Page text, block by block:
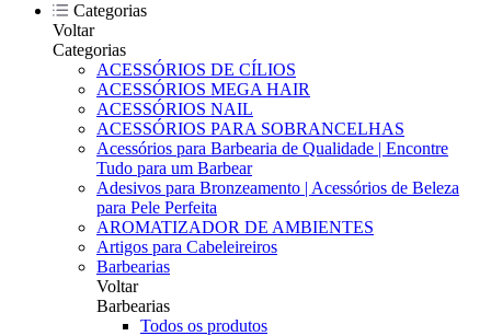
Categorias
Voltar
Categorias
ACESSÓRIOS DE CÍLIOS
ACESSÓRIOS MEGA HAIR
ACESSÓRIOS NAIL
ACESSÓRIOS PARA SOBRANCELHAS
Acessórios para Barbearia de Qualidade | Encontre
Tudo para um Barbear
Adesivos para Bronzeamento | Acessórios de Beleza
para Pele Perfeita
AROMATIZADOR DE AMBIENTES
Artigos para Cabeleireiros
Barbearias
Voltar
Barbearias
Todos os produtos